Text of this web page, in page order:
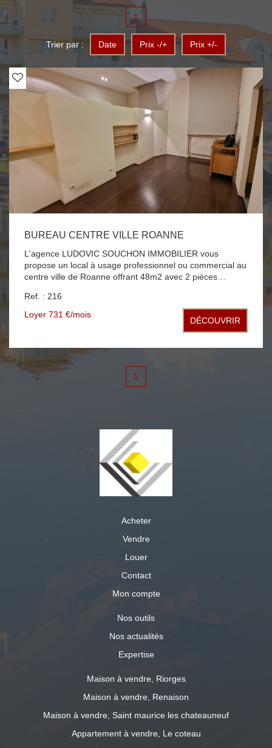
1
Trier par : Date Prix -/+ Prix +/-
BUREAU CENTRE VILLE ROANNE
L'agence LUDOVIC SOUCHON IMMOBILIER vous
propose un local à usage professionnel ou commercial au
centre ville de Roanne offrant 48m2 avec 2 pièces
Ref. : 216
Loyer 731 €/mois
DÉCOUVRIR
1
Acheter
Vendre
Louer
Contact
Mon compte
Nos outils
Nos actualités
Expertise
Maison à vendre, Riorges
Maison à vendre, Renaison
Maison à vendre, Saint maurice les chateauneuf
Appartement à vendre, Le coteau